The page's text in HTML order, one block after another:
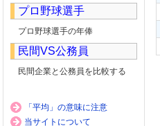
プロ野球選手
プロ野球選手の年俸
民間VS公務員
民間企業と公務員を比較する
「平均」の意味に注意
当サイトについて